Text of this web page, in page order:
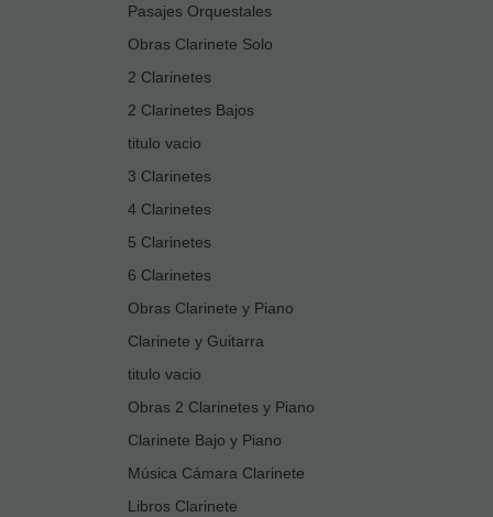
Pasajes Orquestales
Obras Clarinete Solo
2 Clarinetes
2 Clarinetes Bajos
titulo vacio
3 Clarinetes
4 Clarinetes
5 Clarinetes
6 Clarinetes
Obras Clarinete y Piano
Clarinete y Guitarra
titulo vacio
Obras 2 Clarinetes y Piano
Clarinete Bajo y Piano
Música Cámara Clarinete
Libros Clarinete